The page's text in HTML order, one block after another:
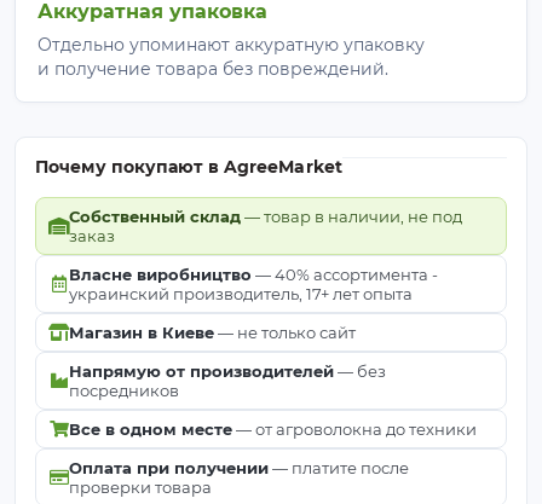
Аккуратная упаковка
Отдельно упоминают аккуратную упаковку
и получение товара без повреждений.
Почему покупают в AgreeMarket
Собственный склад— товар в наличии, не под
заказ
Власне виробництво — 40% ассортимента -
украинский производитель, 17+ лет опыта
Магазин в Киеве— не только сайт
Напрямую от производителей— без
посредников
Все в одном месте— от агроволокна до техники
Оплата при получении— платите после
проверки товара